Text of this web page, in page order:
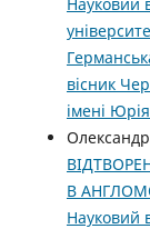
вісник
імені
В
Науковий